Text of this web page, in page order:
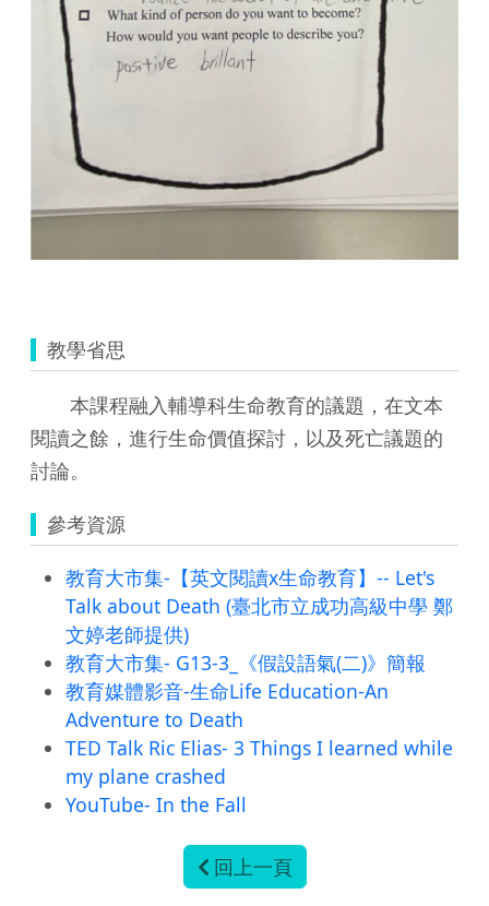
教學省思
本課程融入輔導科生命教育的議題，在文本
閱讀之餘，進行生命價值探討，以及死亡議題的
討論。
參考資源
教育大市集-【英文閱讀x生命教育】-- Let's
Talk about Death (臺北市立成功高級中學 鄭
文婷老師提供)
教育大市集- G13-3_《假設語氣(二)》簡報
教育媒體影音-生命Life Education-An
Adventure to Death
TED Talk Ric Elias- 3 Things I learned while
my plane crashed
YouTube- In the Fall
回上一頁